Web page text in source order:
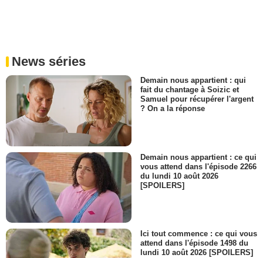
News séries
Demain nous appartient : qui
fait du chantage à Soizic et
Samuel pour récupérer l'argent
? On a la réponse
Demain nous appartient : ce qui
vous attend dans l'épisode 2266
du lundi 10 août 2026
[SPOILERS]
Ici tout commence : ce qui vous
attend dans l'épisode 1498 du
lundi 10 août 2026 [SPOILERS]